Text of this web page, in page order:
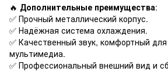
🔥 Дополнительные преимущества:
✅ Прочный металлический корпус.
✅ Надёжная система охлаждения.
✅ Качественный звук, комфортный
мультимедиа.
✅ Профессиональный внешний вид и